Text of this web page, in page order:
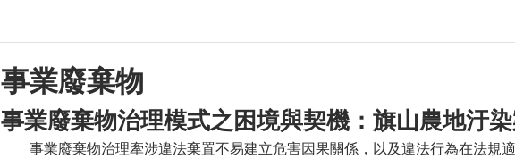
事業廢棄物
事業廢棄物治理模式之困境與契機：旗山農地汙
事業廢棄物治理牽涉違法棄置不易建立危害因果關係，以及違法行為在法規